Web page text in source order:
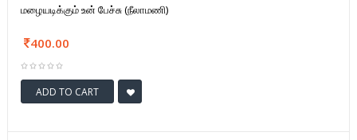
மழையடிக்கும் உன் பேச்சு (நீலாமணி)
400.00
ADD TO CART